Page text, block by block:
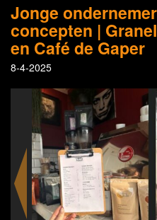
Jonge
concepten |
en Café de Gaper
8-4-2025